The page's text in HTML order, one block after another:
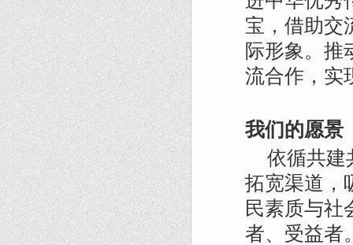
宝，借助交
际形象。推
流合作，实
我们的愿景
依循共建
拓宽渠道，
民素质与社
者、受益者